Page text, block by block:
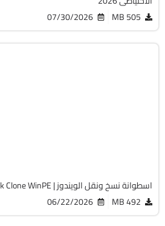
505 MB
07/30/2026
اسطوانة نسخ ونقل الويندوز | Hasleo Disk Clone WinPE
492 MB
06/22/2026